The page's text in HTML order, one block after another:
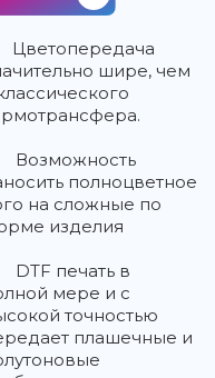
Цветопередача
шире, чем
Возможность
полноцветное
на сложные по
изделия
DTF печать в
мере и с
точностью
плашечные и